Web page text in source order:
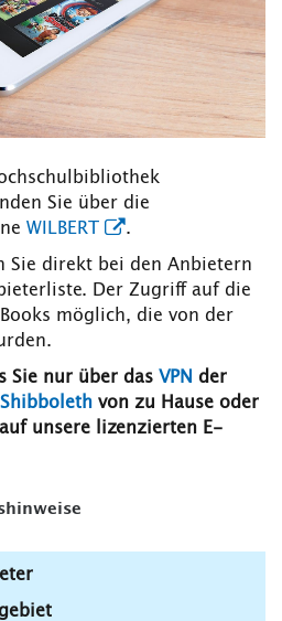
English
Sie über die
WILBERT .
Sie direkt bei den Anbietern
Der Zugriff auf die
möglich, die von der
Sie nur über das VPN der
Shibboleth von zu Hause oder
unsere lizenzierten E-